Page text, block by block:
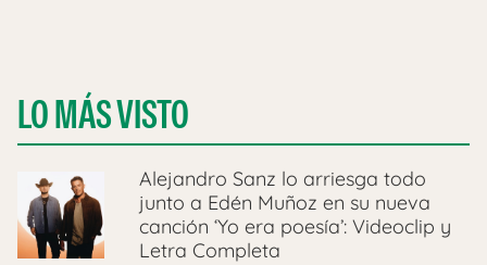
LO MÁS VISTO
Alejandro Sanz lo arriesga todo
junto a Edén Muñoz en su nueva
canción ‘Yo era poesía’: Videoclip y
Letra Completa